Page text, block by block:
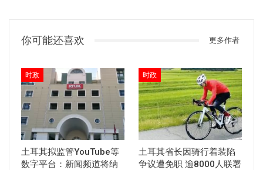
你可能还喜欢 更多作者
时政
土耳其拟监管YouTube等
数字平台：新闻频道将纳
时政
土耳其省长因骑行着装陷
争议遭免职 逾8000人联署